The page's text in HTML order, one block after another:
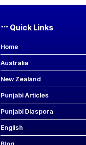
Quick Links
Home
Australia
New Zealand
Punjabi Articles
Punjabi Diaspora
English